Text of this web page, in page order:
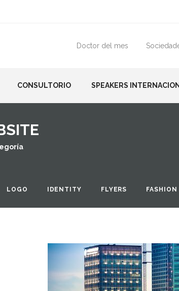
Doctor del mes
CONSULTORIO SPEAKERS
LOGO IDENTITY FLYERS FASHION